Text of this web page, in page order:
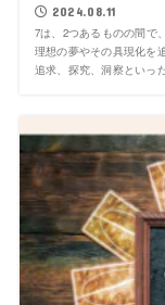
2024.08.11
7は、2つあるものの間で
理想の夢やその具現化を
追求、探究、洞察といっ